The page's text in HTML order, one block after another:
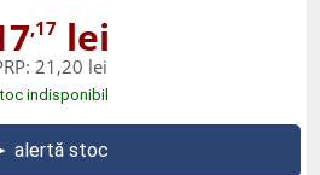
,17 lei
21,20 lei
indisponibil
alertă stoc